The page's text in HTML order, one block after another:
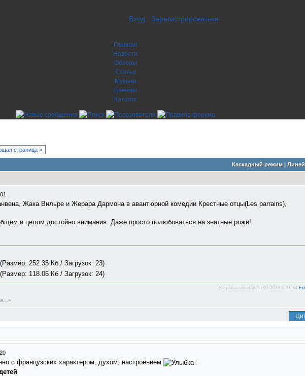
Вход Зарегистрироваться
Главная
Новости
Обзоры
Статьи
Музыка
Бренды
Каталог
страница »
Каскадный режим|
Жака Вильре и Жерара Дармона в авантюрной комедии Крестные отцы(Les parrains),
и целом достойно внимания. Даже просто полюбоваться на знатные рожи!
252.35 Кб / Загрузок: 23)
118.06 Кб / Загрузок: 24)
(Отредактировал 15-07-2013 в 21:34
с французских характером, духом, настроением
: